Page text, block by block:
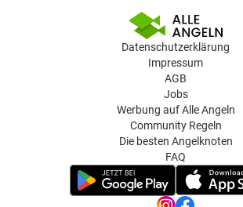
Datenschutzerklärung
Impressum
AGB
Jobs
Werbung auf Alle Angeln
Community Regeln
Die besten Angelknoten
FAQ